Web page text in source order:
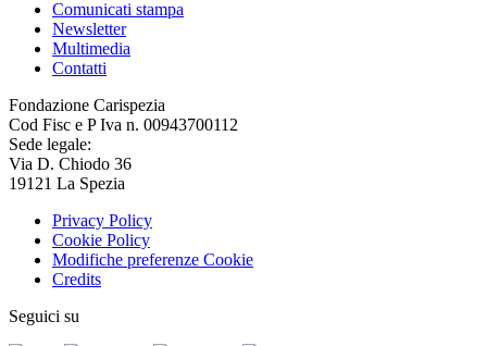
Comunicati stampa
Newsletter
Multimedia
Contatti
Fondazione Carispezia
Cod Fisc e P Iva n. 00943700112
Sede legale:
Via D. Chiodo 36
19121 La Spezia
Privacy Policy
Cookie Policy
Modifiche preferenze Cookie
Credits
Seguici su